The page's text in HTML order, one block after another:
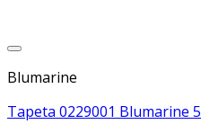
Blumarine
Tapeta 0229001 Blumarine 5